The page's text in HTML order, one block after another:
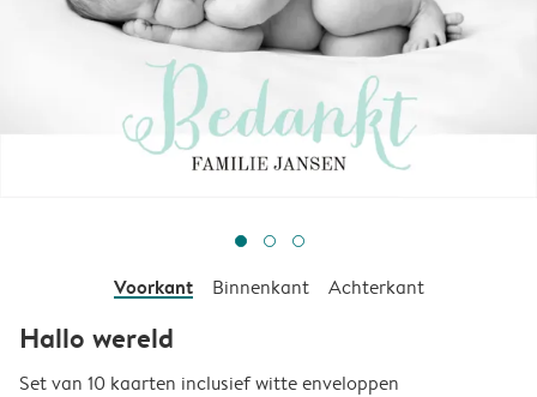
Voorkant Binnenkant Achterkant
Hallo wereld
Set van 10 kaarten inclusief witte enveloppen